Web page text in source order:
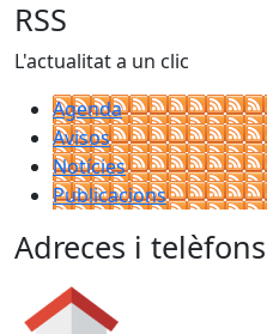
RSS
L'actualitat a un clic
Agenda
Avisos
Notícies
Publicacions
Adreces i telèfons